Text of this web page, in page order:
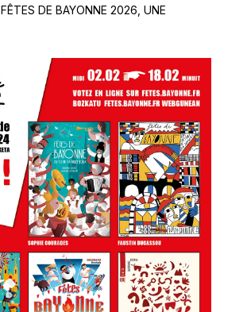
FÊTES DE BAYONNE 2026, UNE